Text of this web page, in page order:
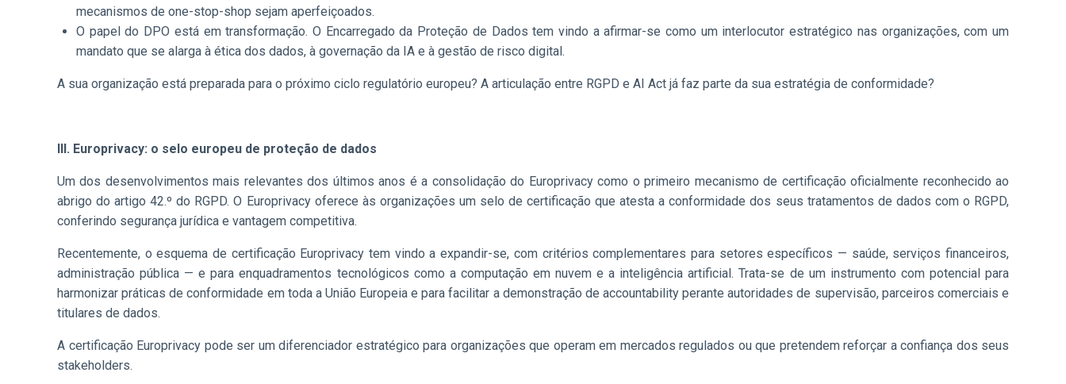
mecanismos de one-stop-shop sejam aperfeiçoados.
O papel do DPO está em transformação. O Encarregado da Proteção de Dados tem vindo a afirmar-se como um interlocutor estratégico nas organizações, com um
mandato que se alarga à ética dos dados, à governação da IA e à gestão de risco digital.
A sua organização está preparada para o próximo ciclo regulatório europeu? A articulação entre RGPD e AI Act já faz parte da sua estratégia de conformidade?
III. Europrivacy: o selo europeu de proteção de dados
Um dos desenvolvimentos mais relevantes dos últimos anos é a consolidação do Europrivacy como o primeiro mecanismo de certificação oficialmente reconhecido ao
abrigo do artigo 42.º do RGPD. O Europrivacy oferece às organizações um selo de certificação que atesta a conformidade dos seus tratamentos de dados com o RGPD,
conferindo segurança jurídica e vantagem competitiva.
Recentemente, o esquema de certificação Europrivacy tem vindo a expandir-se, com critérios complementares para setores específicos — saúde, serviços financeiros,
administração pública — e para enquadramentos tecnológicos como a computação em nuvem e a inteligência artificial. Trata-se de um instrumento com potencial para
harmonizar práticas de conformidade em toda a União Europeia e para facilitar a demonstração de accountability perante autoridades de supervisão, parceiros comerciais e
titulares de dados.
A certificação Europrivacy pode ser um diferenciador estratégico para organizações que operam em mercados regulados ou que pretendem reforçar a confiança dos seus
stakeholders.